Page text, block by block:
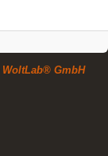
WoltLab® GmbH